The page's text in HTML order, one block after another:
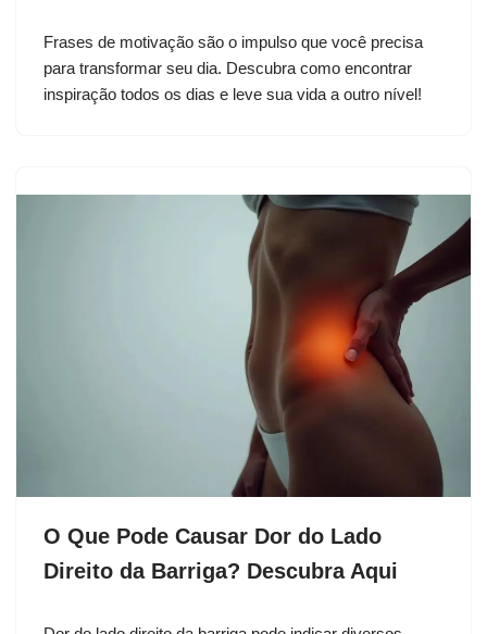
Frases de motivação são o impulso que você precisa
para transformar seu dia. Descubra como encontrar
inspiração todos os dias e leve sua vida a outro nível!
O Que Pode Causar Dor do Lado
Direito da Barriga? Descubra Aqui